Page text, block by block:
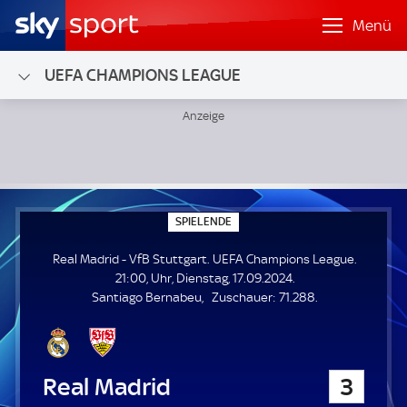
Menü
UEFA CHAMPIONS LEAGUE
Real Madrid - VfB Stuttgart; UEFA Champions League
SPIELENDE
P
E
L
E
N
Real Madrid - VfB Stuttgart. UEFA Champions League.
21:00, Uhr, Dienstag, 17.09.2024.
Santiago Bernabeu
Zuschauer: Z
71.288.
Real Madrid 3